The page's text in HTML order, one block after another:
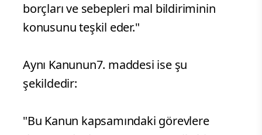
borçları ve sebepleri mal bildiriminin
konusunu teşkil eder."
Aynı Kanunun7. maddesi ise şu
şekildedir:
"Bu Kanun kapsamındaki görevlere